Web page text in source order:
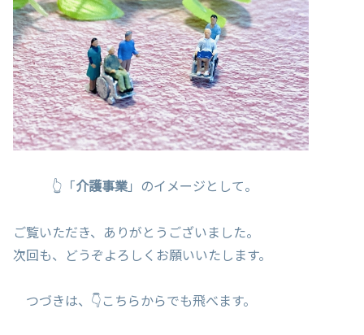
👆「介護事業」のイメージとして。
ご覧いただき、ありがとうございました。
次回も、どうぞよろしくお願いいたします。
つづきは、👇こちらからでも飛べます。